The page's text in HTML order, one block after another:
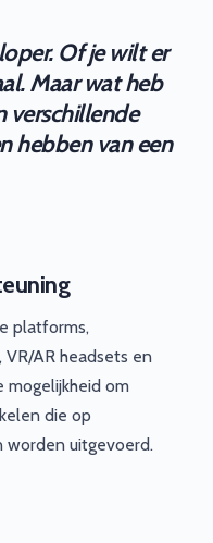
Of je wilt er
Maar wat heb
verschillende
hebben van een
platforms,
VR/AR headsets en
mogelijkheid om
die op
worden uitgevoerd.